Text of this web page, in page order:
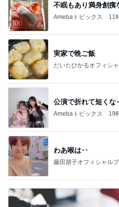
不眠もあり満身創痍
Amebaトピックス 11
実家で晩ご飯
だいたひかるオフィシ
公演で折れて短くな
Amebaトピックス 19
わあ喉は‥
藤田朋子オフィシャル